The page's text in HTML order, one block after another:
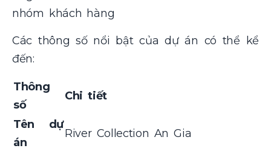
nhóm khách hàng
Các thông số nổi bật của dự án có thể kể
đến:
Thông
số
Chi tiết
Tên dự
án
River Collection An Gia